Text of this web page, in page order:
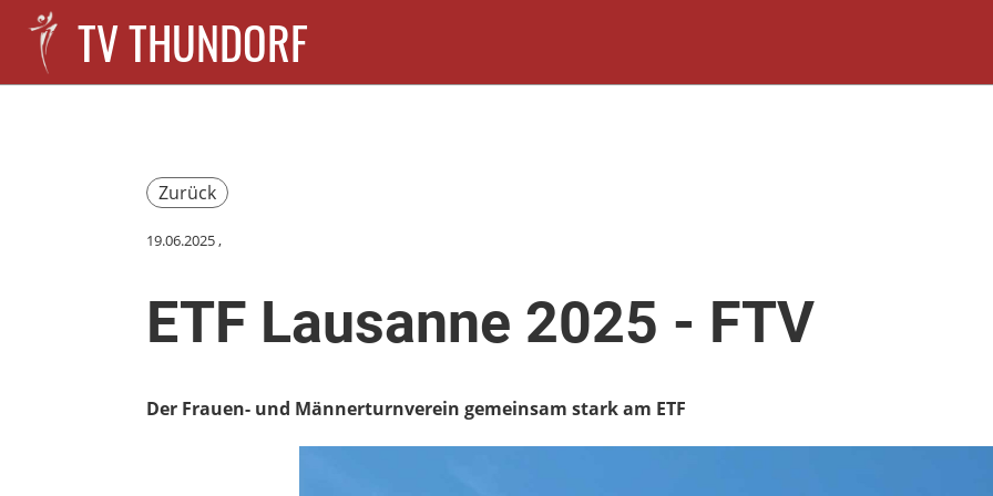
TV THUNDORF
Zurück
19.06.2025,
ETF Lausanne 2025 - FTV
Der Frauen- und Männerturnverein gemeinsam stark am ETF